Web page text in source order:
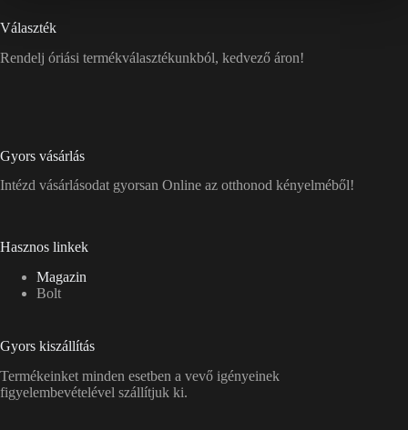
Választék
Rendelj óriási termékválasztékunkból, kedvező áron!
Gyors vásárlás
Intézd vásárlásodat gyorsan Online az otthonod kényelméből!
Hasznos linkek
Magazin
Bolt
Gyors kiszállítás
Termékeinket minden esetben a vevő igényeinek
figyelembevételével szállítjuk ki.